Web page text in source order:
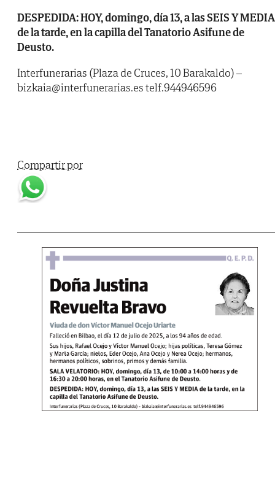
DESPEDIDA: HOY, domingo, día 13, a las SEIS Y MEDIA
de la tarde, en la capilla del Tanatorio Asifune de
Deusto.
Interfunerarias (Plaza de Cruces, 10 Barakaldo) –
bizkaia@interfunerarias.es telf.944946596
Compartir por